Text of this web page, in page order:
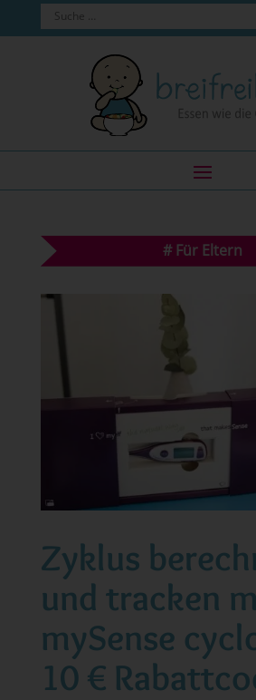
# Für Eltern
Zyklus
und tracken
mySense
10 €